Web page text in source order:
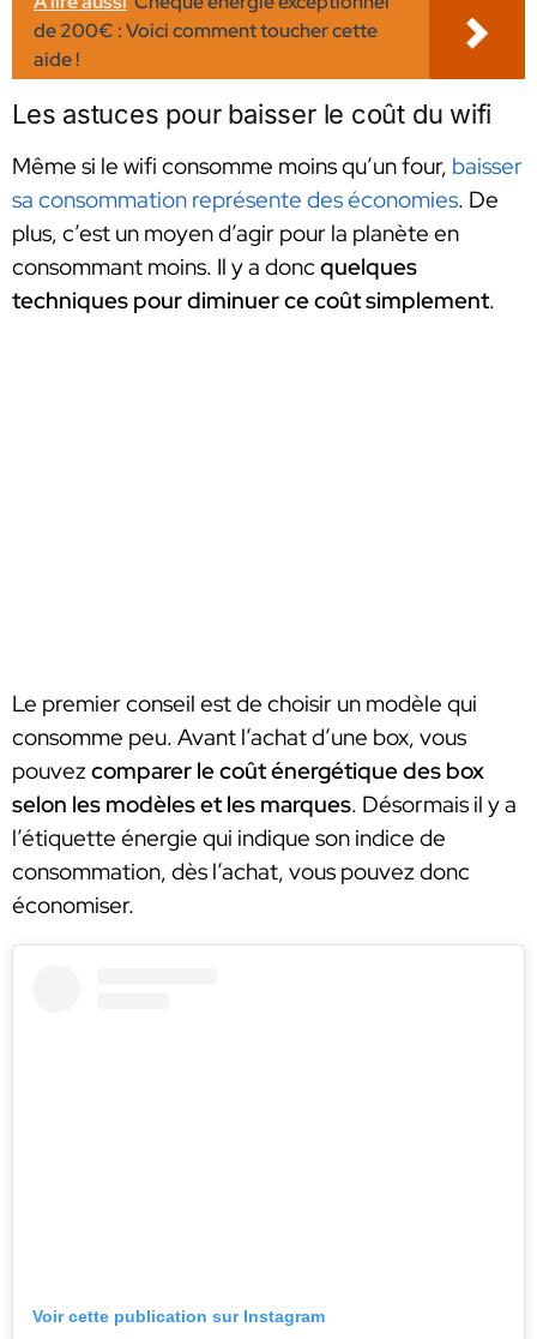
de 200€ : Voici comment toucher cette
aide !
Les astuces pour baisser le coût du wifi
Même si le wifi consomme moins qu’un four, baisser
sa consommation représente des économies. De
plus, c’est un moyen d’agir pour la planète en
consommant moins. Il y a donc quelques
techniques pour diminuer ce coût simplement.
Le premier conseil est de choisir un modèle qui
consomme peu. Avant l’achat d’une box, vous
pouvezcomparer le coût énergétique des box
selon les modèles et les marques. Désormais il y a
l’étiquette énergie qui indique son indice de
consommation, dès l’achat, vous pouvez donc
économiser.
Voir cette publication sur Instagram